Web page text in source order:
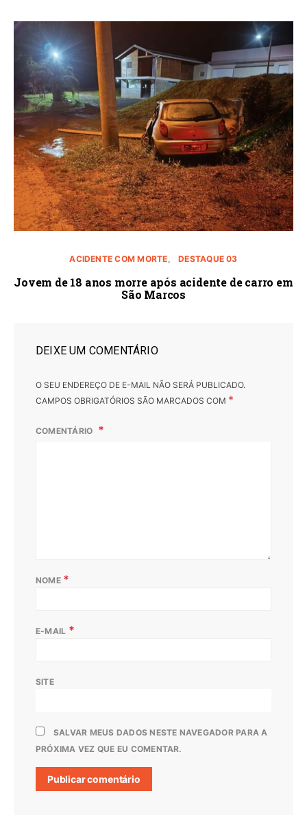
ACIDENTE COM MORTE DESTAQUE 03
Jovem de 18 anos morre após acidente de carro em
São Marcos
DEIXE UM COMENTÁRIO
O SEU ENDEREÇO DE E-MAIL NÃO SERÁ PUBLICADO.
CAMPOS OBRIGATÓRIOS SÃO MARCADOS COM *
COMENTÁRIO
NOME *
E-MAIL *
SITE
SALVAR MEUS DADOS NESTE NAVEGADOR PARA A
PRÓXIMA VEZ QUE EU COMENTAR.